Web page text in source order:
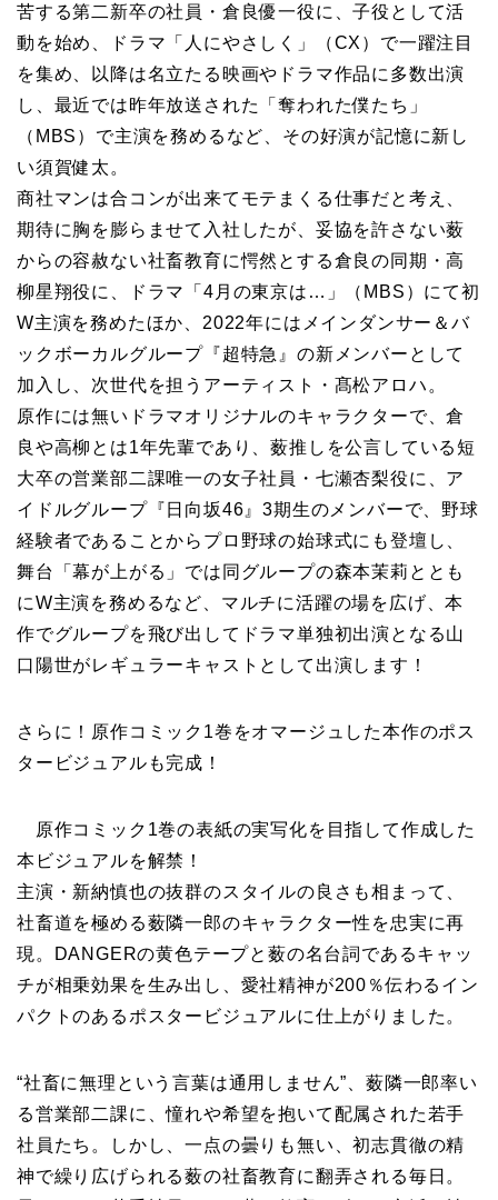
苦する第二新卒の社員・倉良優一役に、子役として活
動を始め、ドラマ「人にやさしく」（CX）で一躍注目
を集め、以降は名立たる映画やドラマ作品に多数出演
し、最近では昨年放送された「奪われた僕たち」
（MBS）で主演を務めるなど、その好演が記憶に新し
い須賀健太。
商社マンは合コンが出来てモテまくる仕事だと考え、
期待に胸を膨らませて入社したが、妥協を許さない薮
からの容赦ない社畜教育に愕然とする倉良の同期・高
柳星翔役に、ドラマ「4月の東京は…」（MBS）にて初
W主演を務めたほか、2022年にはメインダンサー＆バ
ックボーカルグループ『超特急』の新メンバーとして
加入し、次世代を担うアーティスト・髙松アロハ。
原作には無いドラマオリジナルのキャラクターで、倉
良や高柳とは1年先輩であり、薮推しを公言している短
大卒の営業部二課唯一の女子社員・七瀬杏梨役に、ア
イドルグループ『日向坂46』3期生のメンバーで、野球
経験者であることからプロ野球の始球式にも登壇し、
舞台「幕が上がる」では同グループの森本茉莉ととも
にW主演を務めるなど、マルチに活躍の場を広げ、本
作でグループを飛び出してドラマ単独初出演となる山
口陽世がレギュラーキャストとして出演します！
さらに！原作コミック1巻をオマージュした本作のポス
タービジュアルも完成！
原作コミック1巻の表紙の実写化を目指して作成した
本ビジュアルを解禁！
主演・新納慎也の抜群のスタイルの良さも相まって、
社畜道を極める薮隣一郎のキャラクター性を忠実に再
現。DANGERの黄色テープと薮の名台詞であるキャッ
チが相乗効果を生み出し、愛社精神が200％伝わるイン
パクトのあるポスタービジュアルに仕上がりました。
“社畜に無理という言葉は通用しません”、薮隣一郎率い
る営業部二課に、憧れや希望を抱いて配属された若手
社員たち。しかし、一点の曇りも無い、初志貫徹の精
神で繰り広げられる薮の社畜教育に翻弄される毎日。